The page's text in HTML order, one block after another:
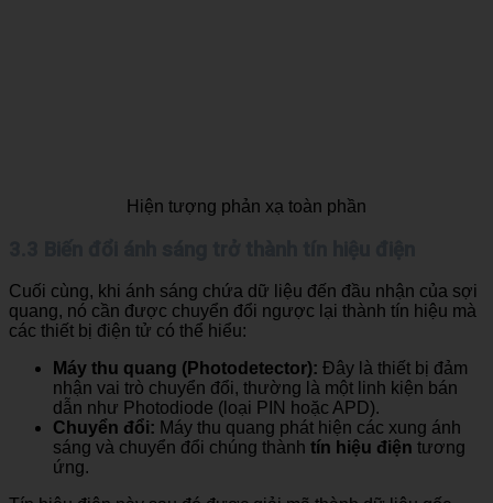
Hiện tượng phản xạ toàn phần
Cuối cùng, khi ánh sáng chứa dữ liệu đến đầu nhận của sợi
quang, nó cần được chuyển đổi ngược lại thành tín hiệu mà
các thiết bị điện tử có thể hiểu:
Máy thu quang (Photodetector): Đây là thiết bị đảm
nhận vai trò chuyển đổi, thường là một linh kiện bán
dẫn như Photodiode (loại PIN hoặc APD).
Chuyển đổi: Máy thu quang phát hiện các xung ánh
sáng và chuyển đổi chúng thành tín hiệu điện tương
ứng.